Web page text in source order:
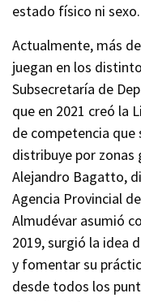
estado físico ni sexo.
Actualmente, más
juegan en los
Subsecretaría de
que en 2021 creó la
de competencia que
distribuye por
Alejandro Bagatto,
Agencia Provincial
Almudévar asumió
2019, surgió la idea
y fomentar su
desde todos los